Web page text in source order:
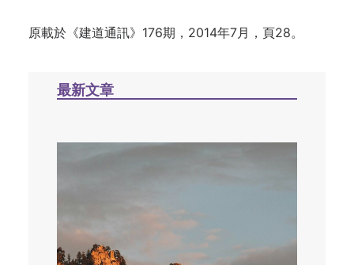
原載於 《建道通訊》176期，2014年7月，頁28。
最新文章